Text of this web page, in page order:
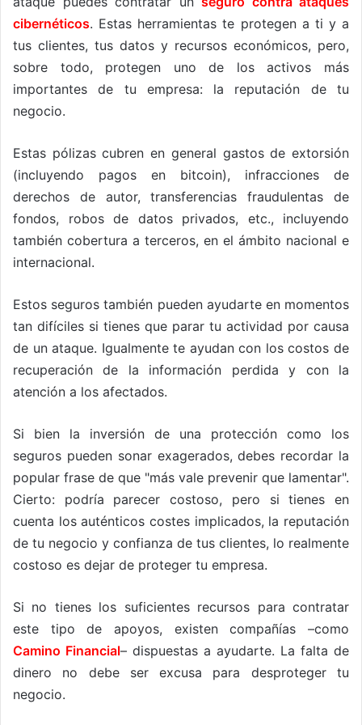
cibernéticos. Estas herramientas te protegen a ti y a
tus clientes, tus datos y recursos económicos, pero,
sobre todo, protegen uno de los activos más
importantes de tu empresa: la reputación de tu
negocio.
Estas pólizas cubren en general gastos de extorsión
(incluyendo pagos en bitcoin), infracciones de
derechos de autor, transferencias fraudulentas de
fondos, robos de datos privados, etc., incluyendo
también cobertura a terceros, en el ámbito nacional e
internacional.
Estos seguros también pueden ayudarte en momentos
tan difíciles si tienes que parar tu actividad por causa
de un ataque. Igualmente te ayudan con los costos de
recuperación de la información perdida y con la
atención a los afectados.
Si bien la inversión de una protección como los
seguros pueden sonar exagerados, debes recordar la
popular frase de que "más vale prevenir que lamentar".
Cierto: podría parecer costoso, pero si tienes en
cuenta los auténticos costes implicados, la reputación
de tu negocio y confianza de tus clientes, lo realmente
costoso es dejar de proteger tu empresa.
Si no tienes los suficientes recursos para contratar
este tipo de apoyos, existen compañías –como
Camino Financial– dispuestas a ayudarte. La falta de
dinero no debe ser excusa para desproteger tu
negocio.